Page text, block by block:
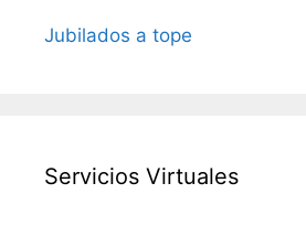
Jubilados a tope
Servicios Virtuales